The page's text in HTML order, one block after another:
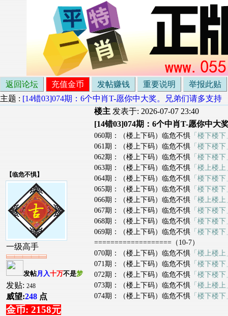
返回论坛 充值金币 发帖赚钱 重要说明
举报此贴
主题 : [14错03]074期：6个中肖T-愿你中大奖。兄弟们请多支持
【临危不惧】
一级高手
发帖月入十万不是梦
发贴: 248
威望:248 点
金币: 2158元
楼主 发表于: 2026-07-07 23:40
[14错03]074期：6个中肖T-愿你中大
060期：（楼上下码）临危不惧 「楼下楼下
061期：（楼上下码）临危不惧 「楼下楼下
062期：（楼上下码）临危不惧 「楼下楼下
063期：（楼上下码）临危不惧 「楼上楼上
064期：（楼上下码）临危不惧 「楼下楼下
065期：（楼上下码）临危不惧 「楼下楼下
066期：（楼上下码）临危不惧 「楼上楼上
067期：（楼上下码）临危不惧 「楼下楼下
068期：（楼上下码）临危不惧 「楼下楼下
069期：（楼上下码）临危不惧 「楼下楼下
===================（10-7）
070期：（楼上下码）临危不惧 「楼上楼上
071期：（楼上下码）临危不惧 「楼下楼下
072期：（楼上下码）临危不惧 「楼下楼下
073期：（楼上下码）临危不惧 「楼上楼上
074期：（楼上下码）临危不惧 「楼下楼下